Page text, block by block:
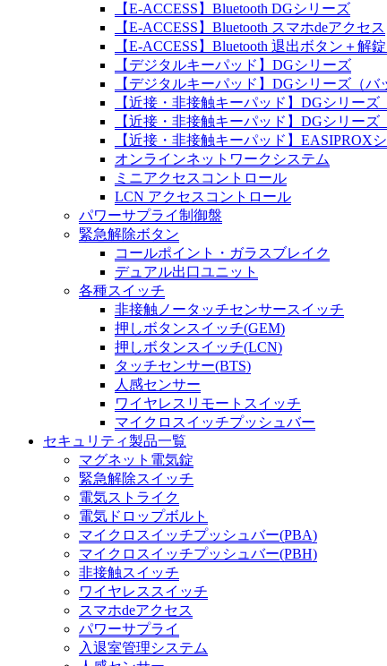
【E-ACCESS】Bluetooth DGシリーズ
【E-ACCESS】Bluetooth スマホdeアクセス
【E-ACCESS】Bluetooth 退出ボタン＋解
【デジタルキーパッド】DGシリーズ
【デジタルキーパッド】DGシリーズ（バ
【近接・非接触キーパッド】DGシリーズ
【近接・非接触キーパッド】DGシリーズ
【近接・非接触キーパッド】EASIPROX
オンラインネットワークシステム
ミニアクセスコントロール
LCN アクセスコントロール
パワーサプライ制御盤
緊急解除ボタン
コールポイント・ガラスブレイク
デュアル出口ユニット
各種スイッチ
非接触ノータッチセンサースイッチ
押しボタンスイッチ(GEM)
押しボタンスイッチ(LCN)
タッチセンサー(BTS)
人感センサー
ワイヤレスリモートスイッチ
マイクロスイッチプッシュバー
セキュリティ製品一覧
マグネット電気錠
緊急解除スイッチ
電気ストライク
電気ドロップボルト
マイクロスイッチプッシュバー(PBA)
マイクロスイッチプッシュバー(PBH)
非接触スイッチ
ワイヤレススイッチ
スマホdeアクセス
パワーサプライ
入退室管理システム